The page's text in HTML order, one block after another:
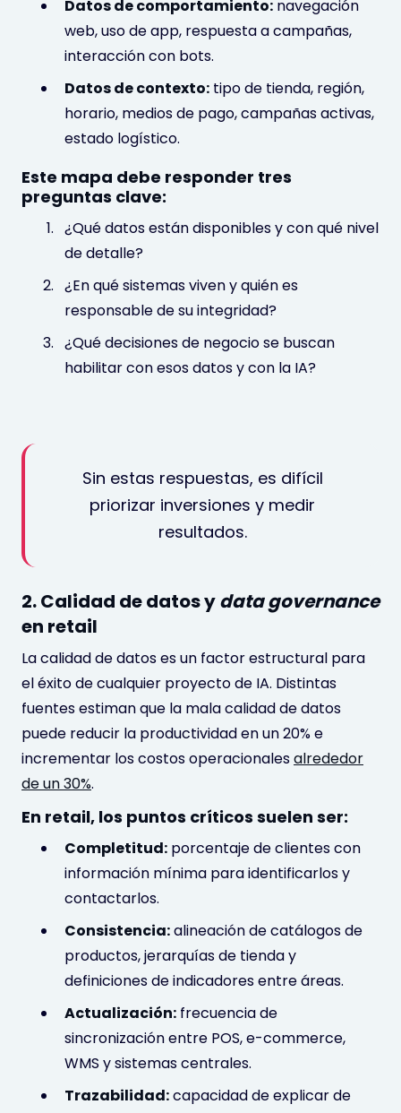
Datos de comportamiento: navegación
web, uso de app, respuesta a campañas,
interacción con bots.
Datos de contexto: tipo de tienda, región,
horario, medios de pago, campañas activas,
estado logístico.
Este mapa debe responder tres
preguntas clave:
¿Qué datos están disponibles y con qué nivel
de detalle?
¿En qué sistemas viven y quién es
responsable de su integridad?
¿Qué decisiones de negocio se buscan
habilitar con esos datos y con la IA?
Sin estas respuestas, es difícil
priorizar inversiones y medir
resultados.
2. Calidad de datos ydata governance
en retail
La calidad de datos es un factor estructural para
el éxito de cualquier proyecto de IA. Distintas
fuentes estiman que la mala calidad de datos
puede reducir la productividad en un 20% e
incrementar los costos operacionalesalrededor
de un 30%.
En retail, los puntos críticos suelen ser:
Completitud: porcentaje de clientes con
información mínima para identificarlos y
contactarlos.
Consistencia:alineación de catálogos de
productos, jerarquías de tienda y
definiciones de indicadores entre áreas.
Actualización: frecuencia de
sincronización entre POS, e-commerce,
WMS y sistemas centrales.
Trazabilidad:capacidad de explicar de